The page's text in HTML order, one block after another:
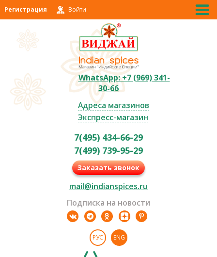
Регистрация Войти
WhatsApp: +7 (969) 341-
30-66
Адреса магазинов
Экспресс-магазин
7(495) 434-66-29
7(499) 739-95-29
Заказать звонок
mail@indianspices.ru
Подписка на новости
РУС ENG